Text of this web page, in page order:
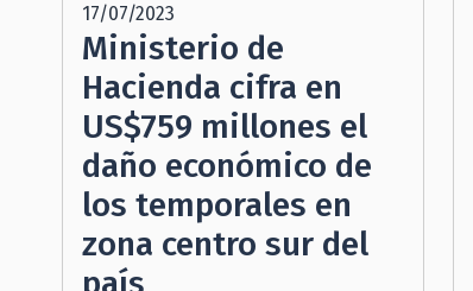
17/07/2023
Ministerio de
Hacienda cifra en
US$759 millones el
daño económico de
los temporales en
zona centro sur del